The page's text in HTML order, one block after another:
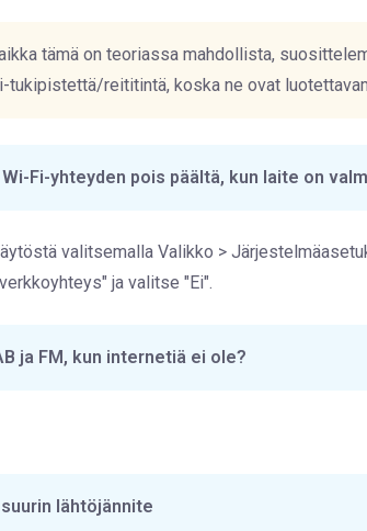
tämä on teoriassa mahdollista,
tukipistettä/reititintä, koska ne ovat
Fi-yhteyden pois päältä, kun laite on
valitsemalla Valikko >
ja valitse "Ei".
ja FM, kun internetiä ei ole?
lähtöjännite